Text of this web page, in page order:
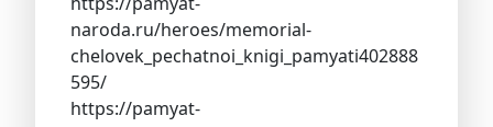
naroda.ru/heroes/memorial-
chelovek_pechatnoi_knigi_pamyati402888
595/
https://pamyat-